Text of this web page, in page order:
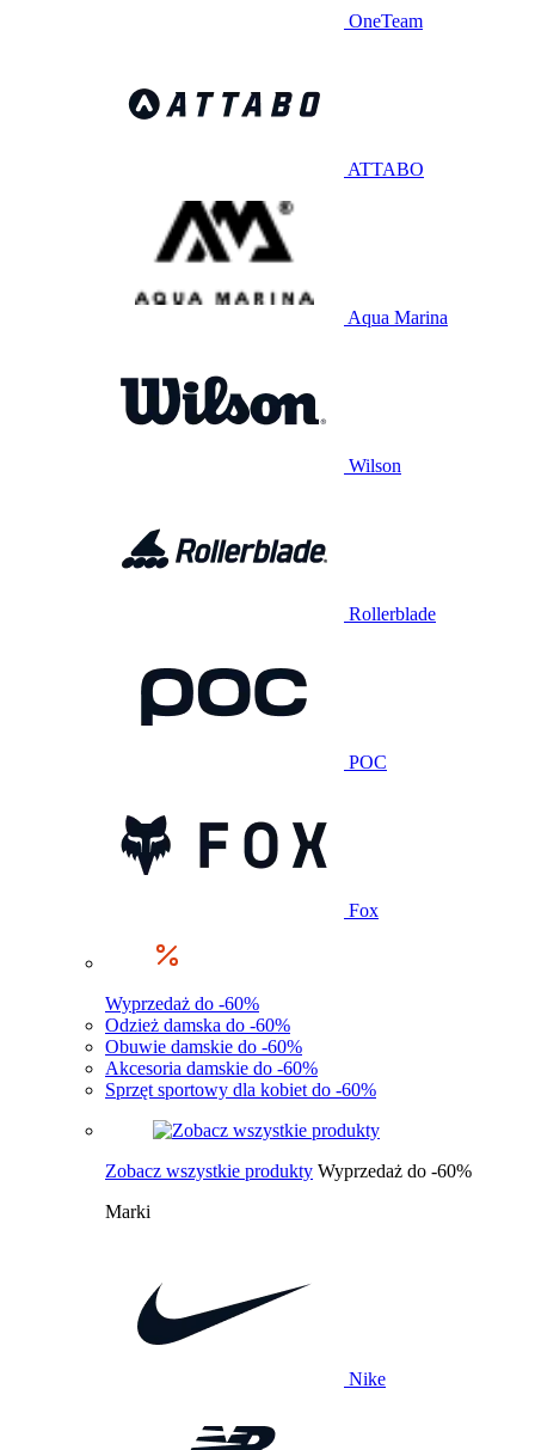
OneTeam
ATTABO
Aqua Marina
Wilson
Rollerblade
POC
Fox
Wyprzedaż do -60%
Odzież damska do -60%
Obuwie damskie do -60%
Akcesoria damskie do -60%
Sprzęt sportowy dla kobiet do -60%
Zobacz wszystkie produkty Wyprzedaż do -60%
Marki
Nike